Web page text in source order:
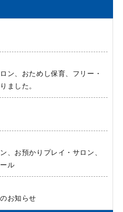
ン、おためし保育、フリー・
ました。
、お預かりプレイ・サロン、
ル
お知らせ